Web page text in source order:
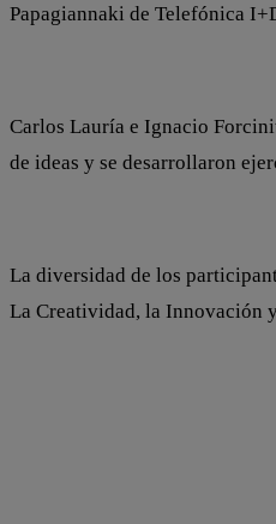
Papagiannaki de Telefónica
Carlos Lauría e Ignacio
de ideas y se desarrollaron
La diversidad de los
La Creatividad, la Innovación